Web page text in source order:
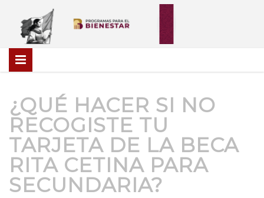
¿QUÉ HACER SI NO
RECOGISTE TU
TARJETA DE LA BECA
RITA CETINA PARA
SECUNDARIA?